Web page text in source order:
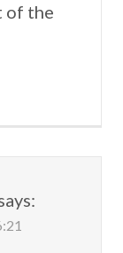
of the